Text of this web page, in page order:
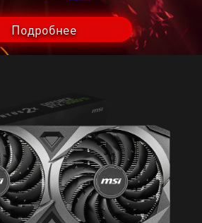
Подробнее